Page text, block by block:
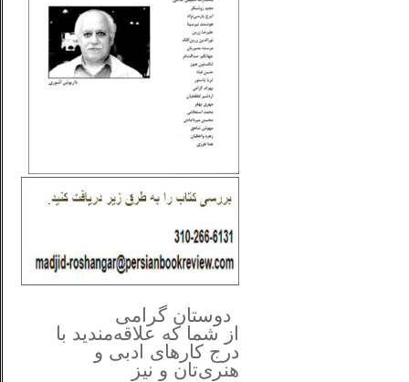
دوستان گرامی
از شما که علاقه‌مندید با
درج کارهای‌ ادبی و
هنری‌تان و نیز